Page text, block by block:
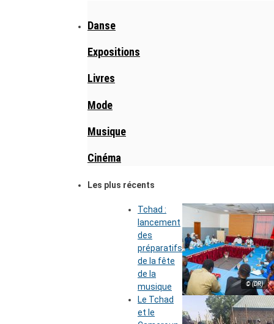
Danse
Expositions
Livres
Mode
Musique
Cinéma
Les plus récents
© (DR)
Tchad :
lancement
des
préparatifs
de la fête
de la
musique
Le Tchad
et le